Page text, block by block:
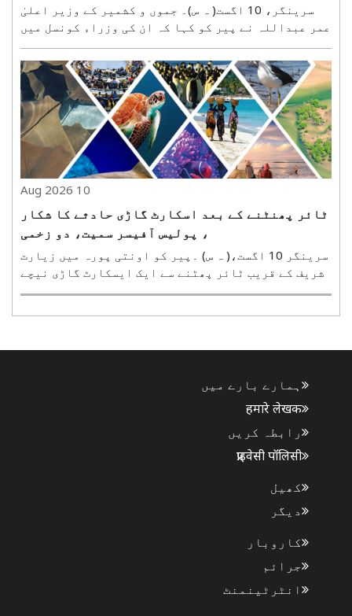
سرینگر، 10 اگست( ہ س)۔ جموں و کشمیر کے وزیر اعلیٰ
عمر عبداللہ نے پیر کو کہا کہ ان کی وزراء کونسل میں
ایس کے آئی سی سی، سری نگر میں ایک تقریب کے موقع پر
صحافیوں سے بات کرتے ہوئے عمر عبداللہ نے کہا ..
10 Aug 2026
ٹائر پھنٹنے کے بعد اسکارٹ گاڑی حادثے کا شکار
، پولیس آفیسر سمیت، دو زخمی
سرینگر 10 اگست،( ہ س) ۔پیر کو اونتی پورہ میں زیارت
شریف کے قریب ٹائر پھٹنے سے ایک ایسکارٹ گاڑی نیچے
ہمارے بارے میں
हमारे लेखक
رابطہ کریں
प्राइवेसी पॉलिसी
کھیل
دیگر
کاروبار
جرائم
انٹرٹینمنٹ